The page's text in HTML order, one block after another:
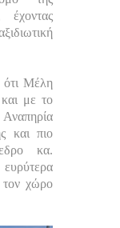
έχοντας
ότι Μέλη
με το
και πιο
κα.
τον χώρο